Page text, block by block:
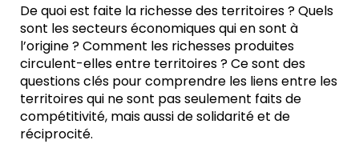
De quoi est faite la richesse des territoires ? Quels
sont les secteurs économiques qui en sont à
l’origine ? Comment les richesses produites
circulent-elles entre territoires ? Ce sont des
questions clés pour comprendre les liens entre les
territoires qui ne sont pas seulement faits de
compétitivité, mais aussi de solidarité et de
réciprocité.